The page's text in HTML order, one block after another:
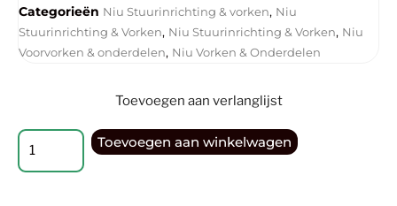
Categorieën Niu Stuurinrichting & vorken, Niu
Stuurinrichting & Vorken, Niu Stuurinrichting & Vorken, Niu
Voorvorken & onderdelen, Niu Vorken & Onderdelen
Toevoegen aan verlanglijst
Toevoegen aan winkelwagen